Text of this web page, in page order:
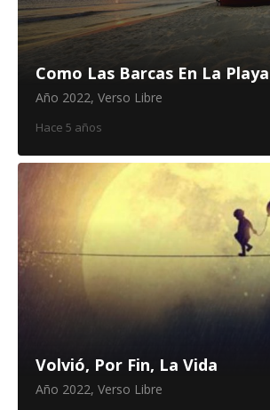
Como Las Barcas En La Playa
Año 2022, Verso Libre
Hace 5 años
Volvió, Por Fin, La Vida
Año 2022, Verso Libre